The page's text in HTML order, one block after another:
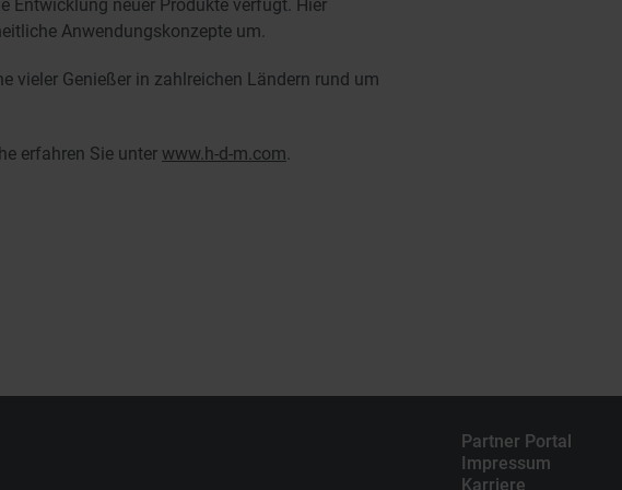
Entwicklung neuer Produkte verfügt. Hier
Anwendungskonzepte um.
vieler Genießer in zahlreichen Ländern rund um
erfahren Sie unter www.h-d-m.com.
Partner Portal
Impressum
Karriere